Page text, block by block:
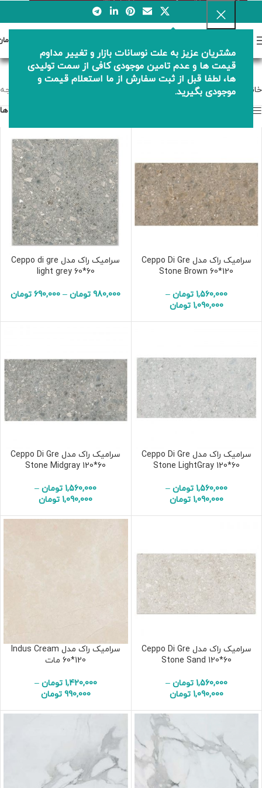
مشتریان عزیز به علت نوسانات بازار و تغییر مداوم
قیمت ها و عدم تامین موجودی کافی از سمت تولیدی
ها، لطفا قبل از ثبت سفارش از ما استعلام قیمت و
موجودی بگیرید.
سرامیک راک
خانه انواع سرامیک ها سرامیک راک
فیلتر ها
سرامیک راک مدل Ceppo Di Gre
Stone Brown 60*120
1,560,000 تومان –
1,090,000 تومان
سرامیک راک مدل Ceppo di gre
light grey 60*60
980,000 تومان –
690,000 تومان
سرامیک راک مدل Ceppo Di Gre
Stone LightGray 120*60
1,560,000 تومان –
1,090,000 تومان
سرامیک راک مدل Ceppo Di Gre
Stone Midgray 120*60
1,560,000 تومان –
1,090,000 تومان
سرامیک راک مدل Ceppo Di Gre
Stone Sand 120*60
1,560,000 تومان –
1,090,000 تومان
سرامیک راک مدل Indus Cream
60*120 مات
1,420,000 تومان –
990,000 تومان